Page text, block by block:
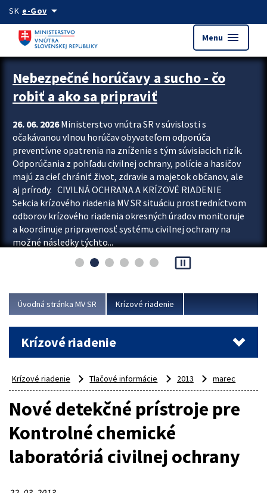
Preskocit na hlavný obsah
SK e-Govarrow_drop_down
Menu menu
Zastavit automatický posun upútavok
Nebezpečné horúčavy a sucho - čo
robiť a ako sa pripraviť
26. 06. 2026Ministerstvo vnútra SR v súvislosti s
očakávanou vlnou horúčav obyvateľom odporúča
preventívne opatrenia na zníženie s tým súvisiacich rizík.
Odporúčania z pohľadu civilnej ochrany, polície a hasičov
majú za cieľ chrániť život, zdravie a majetok občanov, ale
aj prírody. CIVILNÁ OCHRANA A KRÍZOVÉ RIADENIE
Sekcia krízového riadenia MV SR situáciu prostredníctvom
odborov krízového riadenia okresných úradov monitoruje
a koordinuje pripravenosť systému civilnej ochrany na
možné následky týchto...
pause_presentation
Úvodná stránka MV SR Krízové riadenie
Krízové riadenie
Krízové riadenie Tlačové informácie 2013 marec
Nové detekčné prístroje pre
Kontrolné chemické
laboratóriá civilnej ochrany